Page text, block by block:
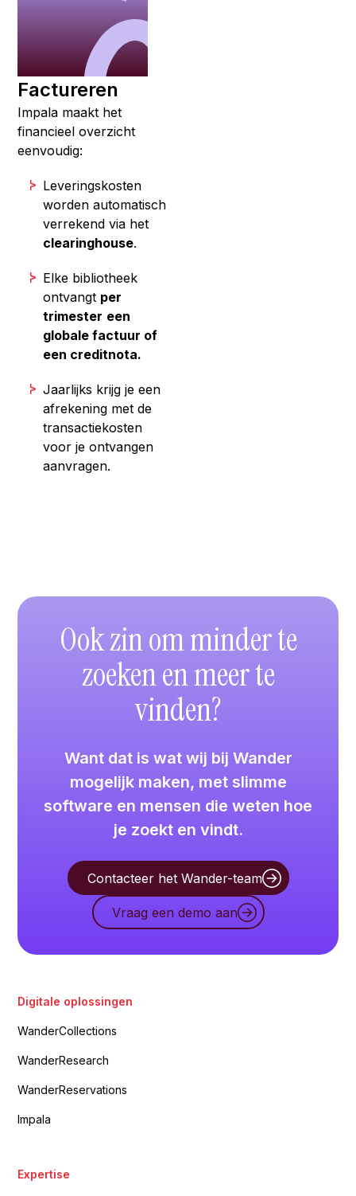
Factureren
Impala maakt het
financieel overzicht
eenvoudig:
Leveringskosten
worden automatisch
verrekend via het
clearinghouse.
Elke bibliotheek
ontvangt per
trimester een
globale factuur of
een creditnota.
Jaarlijks krijg je een
afrekening met de
transactiekosten
voor je ontvangen
aanvragen.
Ook zin om minder te
zoeken en meer te
vinden?
Want dat is wat wij bij Wander
mogelijk maken, met slimme
software en mensen die weten hoe
je zoekt en vindt.
Contacteer het Wander-team
Vraag een demo aan
Digitale oplossingen
WanderCollections
WanderResearch
WanderReservations
Impala
Expertise